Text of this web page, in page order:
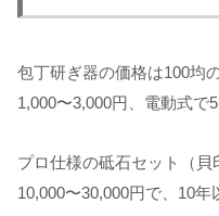
包丁研ぎ器の価格は100均
1,000〜3,000円、電動式で
プロ仕様の砥石セット（
10,000〜30,000円で、10年